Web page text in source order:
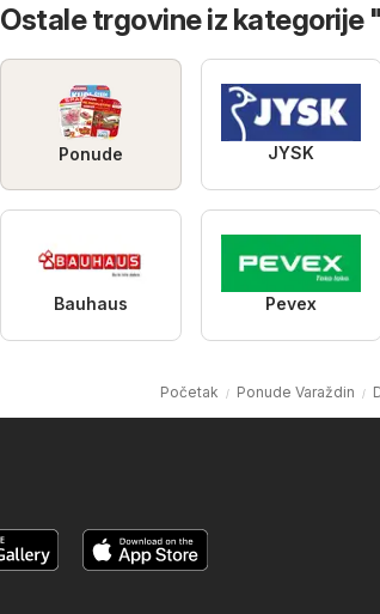
Ostale trgovine iz kategorije
Ponude JYSK
Bauhaus Pevex
Početak Ponude Varaždin